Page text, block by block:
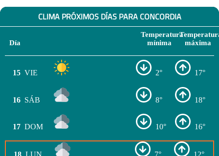
CLIMA PRÓXIMOS DÍAS PARA CONCORDIA
Día
Temperatura
mínima
máxima
15 VIE 2° 17°
16 SÁB 8° 18°
17 DOM 10° 16°
18 LUN 7° 12°